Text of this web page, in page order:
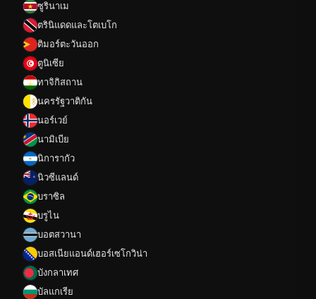
ซูรินาเม
ตรินิแดดและโตเบโก
ติมอร์ตะวันออก
ตูนิเซีย
ทาจิกิสถาน
นครรัฐวาติกัน
นอร์เวย์
นามิเบีย
นิการากัว
นิวซีแลนด์
บราซิล
บรูไน
บอตสวานา
บอสเนียแอนด์เฮอร์เซโกวิน่า
บังกลาเทศ
บัลแกเรีย